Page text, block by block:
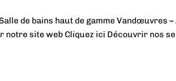
de bains haut de gamme Vandœuvres
notre site web Cliquez ici Découvrir nos